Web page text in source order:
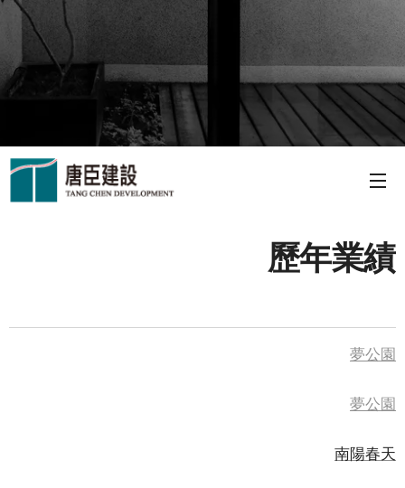
歷年業績
夢公園
夢公園
南陽春天